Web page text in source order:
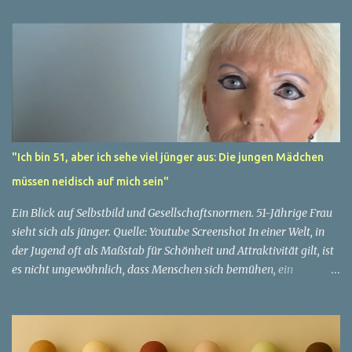
"Ich bin 51, aber ich sehe viel jünger aus: Die jungen Mädchen
müssen neidisch auf mich sein"
Ein Blick auf Selbstbild und Gesellschaftsnormen. 51-Jährige Frau
sieht sich als jünger. Quelle: Youtube Screenshot In einer Welt, in
der Jugend oft als Maßstab für Schönheit und Attraktivität gilt, ist
es nicht ungewöhnlich, dass Menschen sich bemühen, ein
faszinierendes Beispiel für diese Diskrepanz ist die Geschichte